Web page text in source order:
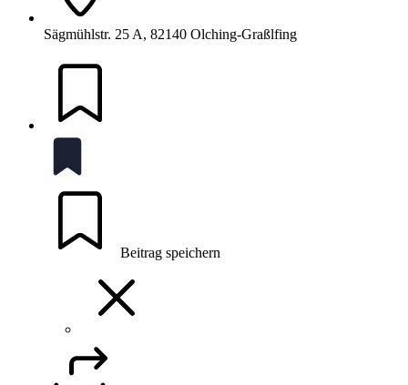
Sägmühlstr. 25 A, 82140 Olching-Graßlfing
Beitrag speichern